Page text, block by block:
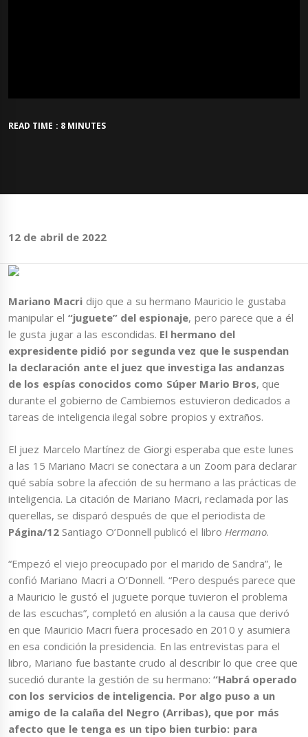
READ TIME : 8 MINUTES
12 de abril de 2022
Mariano Macri dijo que a su hermano Mauricio le gustaba
manipular el “juguete” del espionaje, pero parece que a él
le gusta jugar a las escondidas. El hermano del
expresidente pidió por segunda vez que le suspendan
la declaración ante el juez que investiga las andanzas
de los espías conocidos como Súper Mario Bros, que
durante el gobierno de Cambiemos estuvieron dedicados a
tareas de inteligencia ilegal sobre propios y extraños.
El juez Marcelo Martínez de Giorgi esperaba que este lunes
a las 15 Mariano Macri se conectara a un Zoom para declarar
qué sabía sobre la afección de su hermano a las prácticas de
inteligencia. La citación de Mariano Macri, reclamada por las
querellas, se disparó después de que el periodista de
Página/12 Santiago O’Donnell publicó el libro Hermano.
“Empezó el viejo preocupado por el marido de Sandra”, le
confió Mariano Macri a O’Donnell. “Pero después parece que
a Mauricio le gustó el juguete porque tuvieron el problema
de las escuchas”, completó en alusión a la causa que derivó
en que Mauricio Macri fuera procesado en 2010 y asumiera
en esa condición la presidencia. En las entrevistas para el
libro, Mariano fue bastante crudo al describir lo que cree que
sucedió durante la gestión de su hermano:“Habrá operado
con los servicios de inteligencia. Por algo puso a un
amigo de la calaña del Negro (Arribas), que por más
afecto que le tenga es un tipo bien turbio: para